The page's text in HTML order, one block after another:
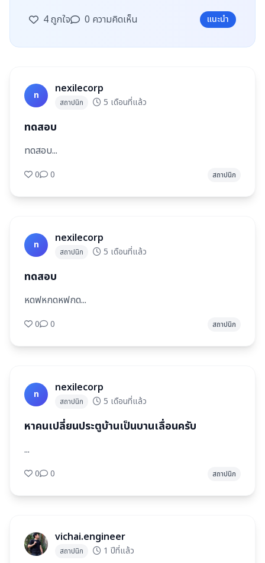
4 ถูกใจ 0 ความคิดเห็น แนะนำ
n nexilecorp
สถาปนิก 5 เดือนที่แล้ว
ทดสอบ
ทดสอบ...
0 0 สถาปนิก
n nexilecorp
สถาปนิก 5 เดือนที่แล้ว
ทดสอบ
หดฟหกดหฟกด...
0 0 สถาปนิก
n nexilecorp
สถาปนิก 5 เดือนที่แล้ว
หาคนเปลี่ยนประตูบ้านเป็นบานเลื่อนครับ
...
0 0 สถาปนิก
vichai.engineer
สถาปนิก 1 ปีที่แล้ว